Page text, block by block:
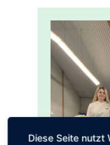
Diese Seite nutzt